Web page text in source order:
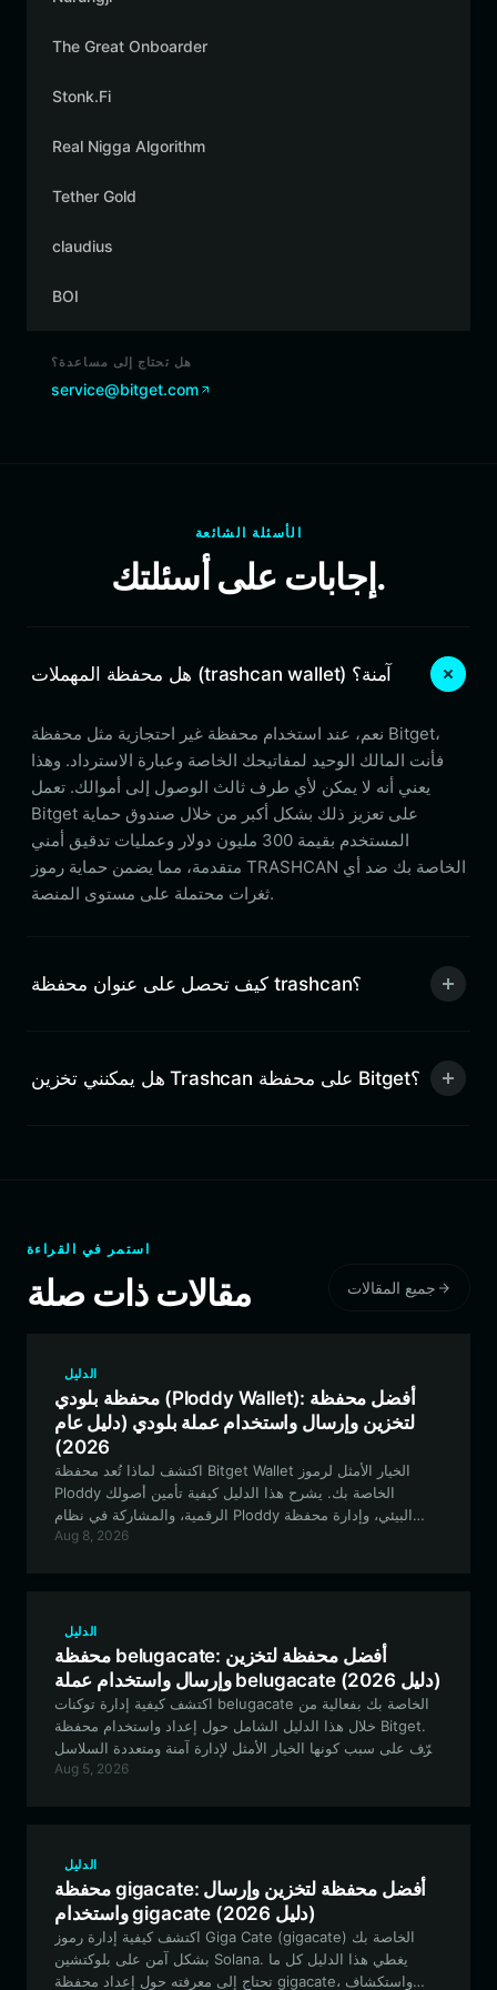
The Great Onboarder
Stonk.Fi
Real Nigga Algorithm
Tether Gold
claudius
BOI
هل تحتاج إلى مساعدة؟
service@bitget.com
الأسئلة الشائعة
إجابات على أسئلتك.
هل محفظة المهملات (trashcan wallet) آمنة؟
نعم، عند استخدام محفظة غير احتجازية مثل محفظة Bitget،
فأنت المالك الوحيد لمفاتيحك الخاصة وعبارة الاسترداد. وهذا
يعني أنه لا يمكن لأي طرف ثالث الوصول إلى أموالك. تعمل
Bitget على تعزيز ذلك بشكل أكبر من خلال صندوق حماية
المستخدم بقيمة 300 مليون دولار وعمليات تدقيق أمني
متقدمة، مما يضمن حماية رموز TRASHCAN الخاصة بك ضد أي
ثغرات محتملة على مستوى المنصة.
كيف تحصل على عنوان محفظة trashcan؟
هل يمكنني تخزين Trashcan على محفظة Bitget؟
استمر في القراءة
مقالات ذات صلة جميع المقالات
الدليل
محفظة بلودي (Ploddy Wallet): أفضل محفظة
لتخزين وإرسال واستخدام عملة بلودي (دليل عام
2026)
اكتشف لماذا تُعد محفظة Bitget Wallet الخيار الأمثل لرموز
Ploddy الخاصة بك. يشرح هذا الدليل كيفية تأمين أصولك
الرقمية، والمشاركة في نظام Ploddy البيئي، وإدارة محفظة
Aug 8, 2026
الدليل
محفظة belugacate: أفضل محفظة لتخزين
وإرسال واستخدام عملة belugacate (دليل 2026)
اكتشف كيفية إدارة توكنات belugacate الخاصة بك بفعالية من
خلال هذا الدليل الشامل حول إعداد واستخدام محفظة Bitget.
تعرّف على سبب كونها الخيار الأمثل لإدارة آمنة ومتعددة السلاسل
Aug 5, 2026
الدليل
محفظة gigacate: أفضل محفظة لتخزين وإرسال
واستخدام gigacate (دليل 2026)
اكتشف كيفية إدارة رموز Giga Cate (gigacate) الخاصة بك
بشكل آمن على بلوكتشين Solana. يغطي هذا الدليل كل ما
تحتاج إلى معرفته حول إعداد محفظة gigacate، واستكشاف